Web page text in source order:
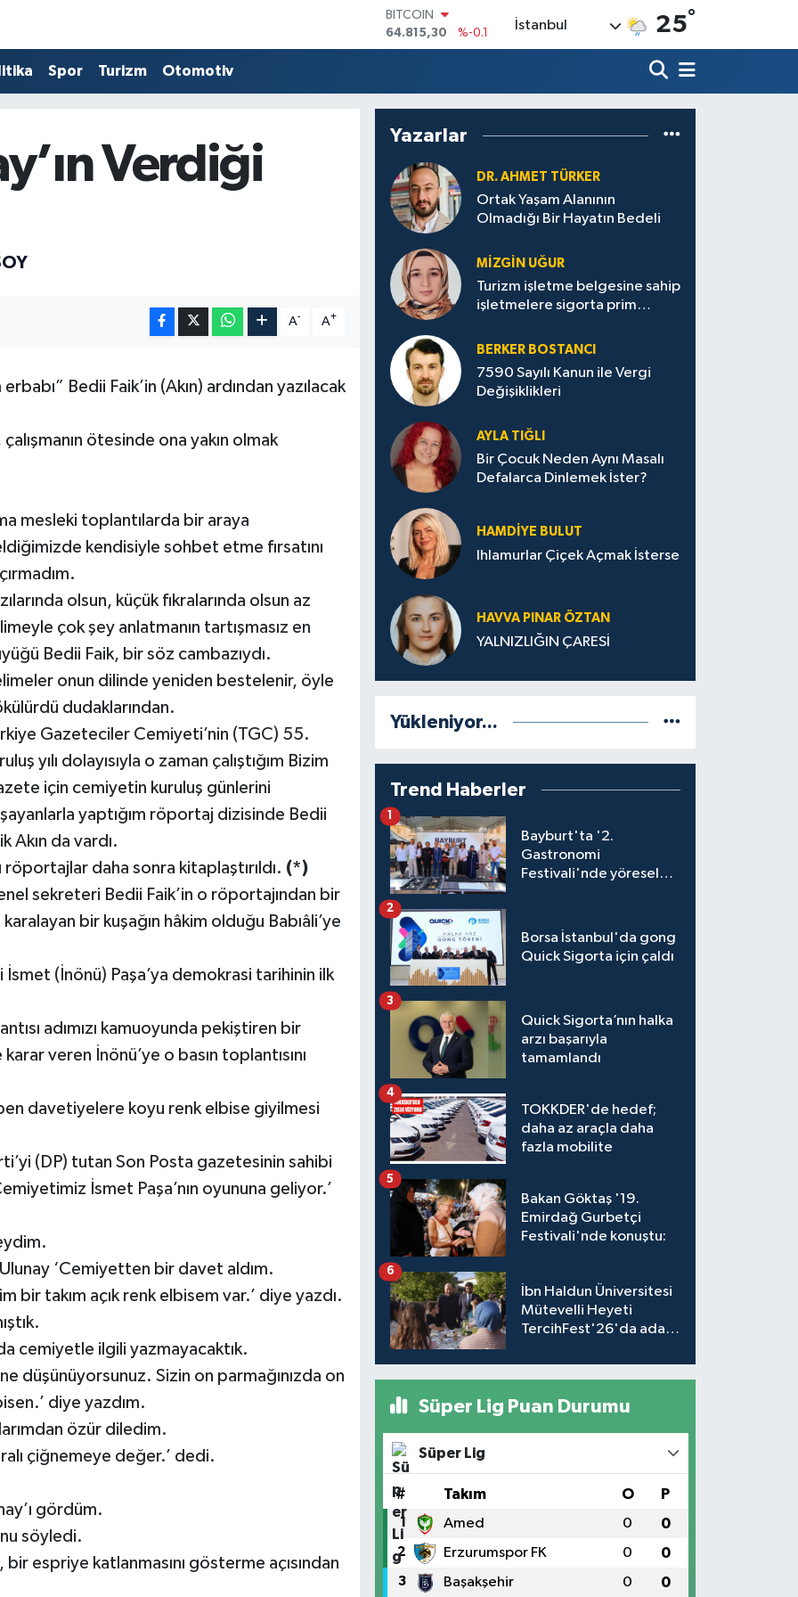
DOLAR
55,2510
%0.32
64,4811
%0.38
6660.55
BİST100
13.779
%-14
İstanbul 25°
Spor Turizm Otomotiv
Verdiği
A- A+
Bedii Faik’in (Akın) ardından yazılacak
ötesinde ona yakın olmak
mesleki toplantılarda bir araya
kendisiyle sohbet etme fırsatını
olsun, küçük fıkralarında olsun az
çok şey anlatmanın tartışmasız en
Bedii Faik, bir söz cambazıydı.
onun dilinde yeniden bestelenir, öyle
dudaklarından.
Gazeteciler Cemiyeti’nin (TGC) 55.
yılı dolayısıyla o zaman çalıştığım Bizim
için cemiyetin kuruluş günlerini
yaptığım röportaj dizisinde Bedii
Akın da vardı.
röportajlar daha sonra kitaplaştırıldı. (*)
sekreteri Bedii Faik’in o röportajından bir
bir kuşağın hâkim olduğu Babıâli’ye
(İnönü) Paşa’ya demokrasi tarihinin ilk
adımızı kamuoyunda pekiştiren bir
veren İnönü’ye o basın toplantısını
ben davetiyelere koyu renk elbise giyilmesi
(DP) tutan Son Posta gazetesinin sahibi
İsmet Paşa’nın oyununa geliyor.’
‘Cemiyetten bir davet aldım.
bir takım açık renk elbisem var.’ diye yazdı.
cemiyetle ilgili yazmayacaktık.
düşünüyorsunuz. Sizin on parmağınızda on
diye yazdım.
özür diledim.
çiğnemeye değer.’ dedi.
gördüm.
söyledi.
bir espriye katlanmasını gösterme açısından
Yazarlar
DR. AHMET TÜRKER
Ortak Yaşam Alanının
Olmadığı Bir Hayatın Bedeli
MIZGIN UĞUR
Turizm işletme belgesine sahip
işletmelere sigorta prim
BERKER BOSTANCI
7590 Sayılı Kanun ile Vergi
Değişiklikleri
AYLA TIĞLI
Bir Çocuk Neden Aynı Masalı
Defalarca Dinlemek İster?
HAMDIYE BULUT
Ihlamurlar Çiçek Açmak İsterse
HAVVA PINAR ÖZTAN
YALNIZLIĞIN ÇARESİ
Yükleniyor...
Trend Haberler
Bayburt'ta '2.
Gastronomi
Festivali'nde yöresel
1
Borsa İstanbul'da gong
Quick Sigorta için çaldı
2
Quick Sigorta’nın halka
arzı başarıyla
tamamlandı
3
TOKKDER'de hedef;
daha az araçla daha
fazla mobilite
4
Bakan Göktaş '19.
Emirdağ Gurbetçi
Festivali'nde konuştu:
5
İbn Haldun Üniversitesi
Mütevelli Heyeti
TercihFest'26'da aday
6
Süper Lig Puan Durumu
Süper Lig
# Takım O P
1 Amed 0 0
2 Erzurumspor FK 0 0
3 Başakşehir 0 0